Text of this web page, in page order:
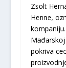
Zsolt
Henne,
pokriva